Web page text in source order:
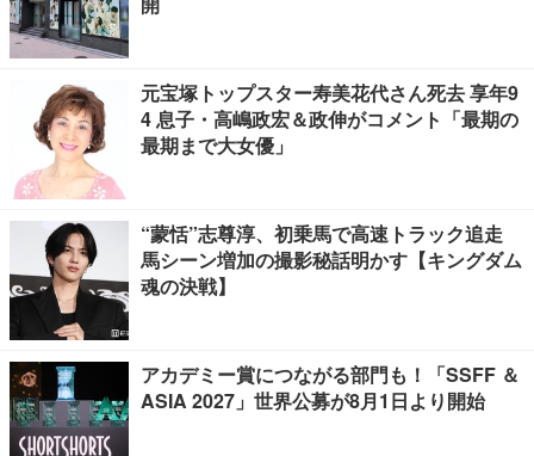
元宝塚トップスター寿美花代さん死去 享年9
4 息子・高嶋政宏＆政伸がコメント「最期の
最期まで大女優」
“蒙恬”志尊淳、初乗馬で高速トラック追走
馬シーン増加の撮影秘話明かす【キングダム
魂の決戦】
アカデミー賞につながる部門も！「SSFF ＆
ASIA 2027」世界公募が8月1日より開始